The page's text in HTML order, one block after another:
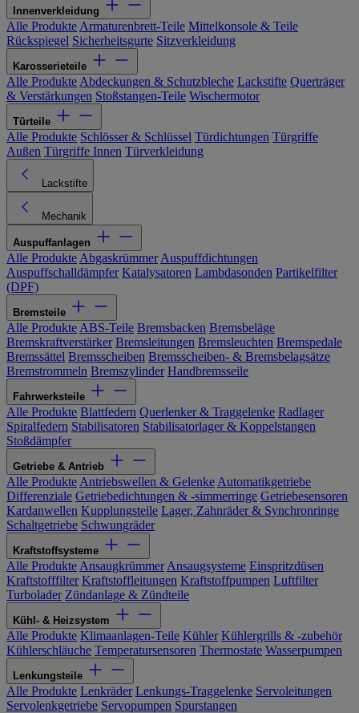
Innenverkleidung
Alle Produkte Armaturenbrett-Teile Mittelkonsole & Teile
Rückspiegel Sicherheitsgurte Sitzverkleidung
Karosserieteile
Alle Produkte Abdeckungen & Schutzbleche Lackstifte Querträger
& Verstärkungen Stoßstangen-Teile Wischermotor
Türteile
Alle Produkte Schlösser & Schlüssel Türdichtungen Türgriffe
Außen Türgriffe Innen Türverkleidung
Lackstifte
Mechanik
Auspuffanlagen
Alle Produkte Abgaskrümmer Auspuffdichtungen
Auspuffschalldämpfer Katalysatoren Lambdasonden Partikelfilter
(DPF)
Bremsteile
Alle Produkte ABS-Teile Bremsbacken Bremsbeläge
Bremskraftverstärker Bremsleitungen Bremsleuchten Bremspedale
Bremssättel Bremsscheiben Bremsscheiben- & Bremsbelagsätze
Bremstrommeln Bremszylinder Handbremsseile
Fahrwerksteile
Alle Produkte Blattfedern Querlenker & Traggelenke Radlager
Spiralfedern Stabilisatoren Stabilisatorlager & Koppelstangen
Stoßdämpfer
Getriebe & Antrieb
Alle Produkte Antriebswellen & Gelenke Automatikgetriebe
Differenziale Getriebedichtungen & -simmerringe Getriebesensoren
Kardanwellen Kupplungsteile Lager, Zahnräder & Synchronringe
Schaltgetriebe Schwungräder
Kraftstoffsysteme
Alle Produkte Ansaugkrümmer Ansaugsysteme Einspritzdüsen
Kraftstofffilter Kraftstoffleitungen Kraftstoffpumpen Luftfilter
Turbolader Zündanlage & Zündteile
Kühl- & Heizsystem
Alle Produkte Klimaanlagen-Teile Kühler Kühlergrills & -zubehör
Kühlerschläuche Temperatursensoren Thermostate Wasserpumpen
Lenkungsteile
Alle Produkte Lenkräder Lenkungs-Traggelenke Servoleitungen
Servolenkgetriebe Servopumpen Spurstangen